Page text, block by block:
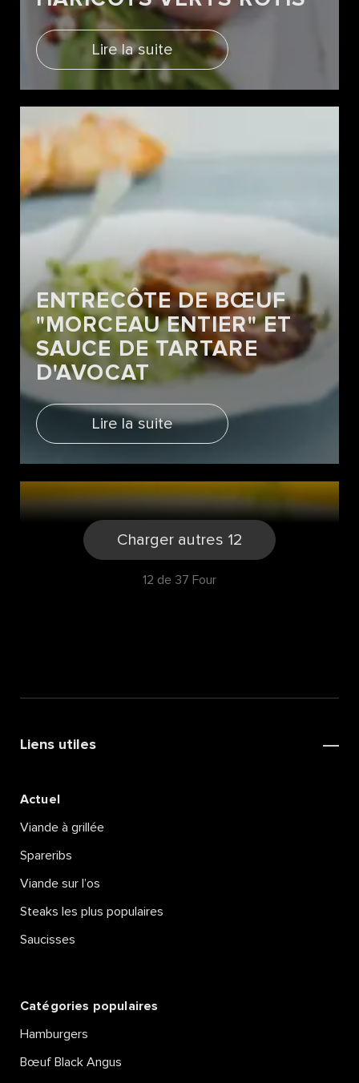
Lire la suite
ENTRECÔTE DE BŒUF
"MORCEAU ENTIER" ET
SAUCE DE TARTARE
D'AVOCAT
Lire la suite
BOULETTES DE POMME
BIÈRE
Charger autres 12
12 de 37 Four
Liens utiles
Actuel
Viande à grillée
Spareribs
Viande sur l’os
Steaks les plus populaires
Saucisses
Catégories populaires
Hamburgers
Bœuf Black Angus